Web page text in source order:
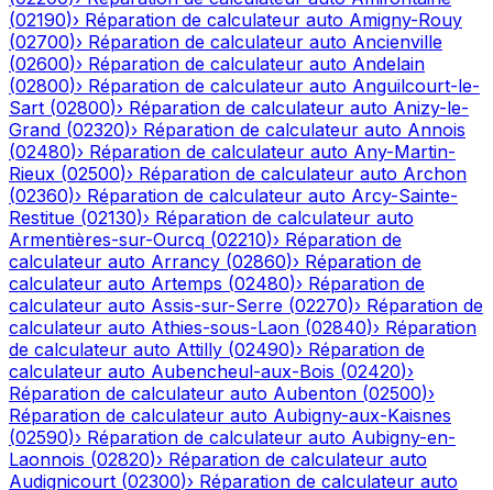
(02190)› Réparation de calculateur auto Amigny-Rouy
(02700)› Réparation de calculateur auto Ancienville
(02600)› Réparation de calculateur auto Andelain
(02800)› Réparation de calculateur auto Anguilcourt-le-
Sart (02800)› Réparation de calculateur auto Anizy-le-
Grand (02320)› Réparation de calculateur auto Annois
(02480)› Réparation de calculateur auto Any-Martin-
Rieux (02500)› Réparation de calculateur auto Archon
(02360)› Réparation de calculateur auto Arcy-Sainte-
Restitue (02130)› Réparation de calculateur auto
Armentières-sur-Ourcq (02210)› Réparation de
calculateur auto Arrancy (02860)› Réparation de
calculateur auto Artemps (02480)› Réparation de
calculateur auto Assis-sur-Serre (02270)› Réparation de
calculateur auto Athies-sous-Laon (02840)› Réparation
de calculateur auto Attilly (02490)› Réparation de
calculateur auto Aubencheul-aux-Bois (02420)›
Réparation de calculateur auto Aubenton (02500)›
Réparation de calculateur auto Aubigny-aux-Kaisnes
(02590)› Réparation de calculateur auto Aubigny-en-
Laonnois (02820)› Réparation de calculateur auto
Audignicourt (02300)› Réparation de calculateur auto